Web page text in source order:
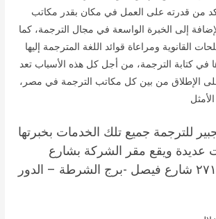
من قدرته على العمل في مكان بقدر مكاتب
إلى الخبرة الواسعة في مجال الترجمة، كما
القانوية ومراعاة قوائد اللغة المترجمة إليها
في كتابة الترجمة، من أجل كل هذه الأسباب تعد
الإطلاق من بين كل مكاتب الترجمة في مصر،
للترجمة جميع تلك الخدمات بخبرتها
عديدة ويقع مقر الشركة بشارع
فيصل الرئيسى ٢٧١ شارع فيصل -برج الشرطة – الدور